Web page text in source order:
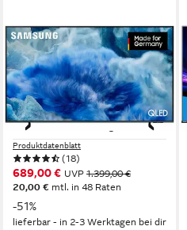
SAMSUNG
GQ65Q8FAAU QLED-
Fernseher
163 cm/65 Zoll Diagonale
QLED Bildschirmtechnologie
4K Ultra HD Auflösung
Produktdatenblatt
(18)
689,00 € UVP 1.399,00 €
20,00 € mtl. in 48 Raten
-51%
lieferbar - in 2-3 Werktagen bei dir